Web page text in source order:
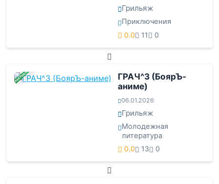
Грильяж
Приключения
0.0 11 0
ЗАВЕРШЕНА
ГРАЧ^3 (БоярЪ-
аниме)
06.01.2026
Грильяж
Молодежная
литература
0.0 13 0